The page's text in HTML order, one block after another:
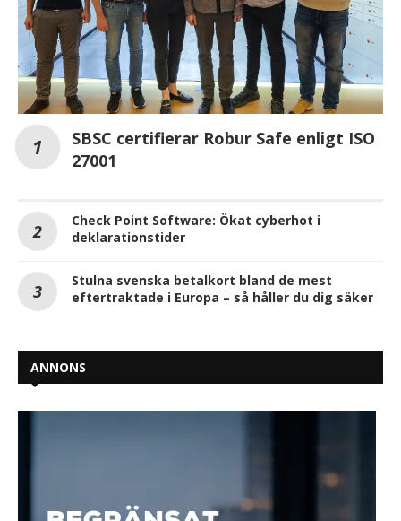
SBSC certifierar Robur Safe enligt ISO
27001
Check Point Software: Ökat cyberhot i
deklarationstider
Stulna svenska betalkort bland de mest
eftertraktade i Europa – så håller du dig säker
ANNONS